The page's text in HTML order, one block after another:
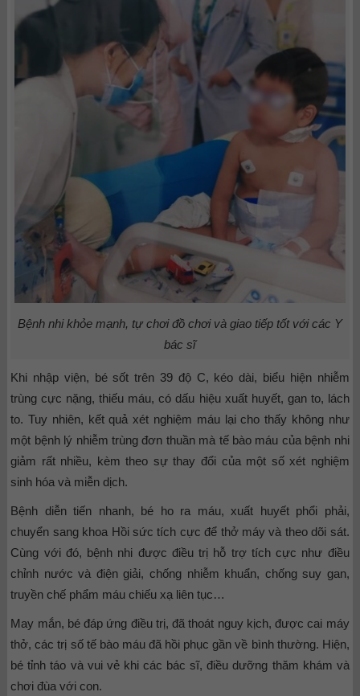
Bệnh nhi khỏe mạnh, tự chơi đồ chơi và giao tiếp tốt với các Y
bác sĩ
Khi nhập viện, bé sốt trên 39 độ C, kéo dài, biểu hiện nhiễm
trùng cực nặng, thiếu máu, có dấu hiệu xuất huyết, gan to, lách
to. Tuy nhiên, kết quả xét nghiệm máu lại cho thấy không như
một bệnh lý nhiễm trùng đơn thuần mà tế bào máu của bệnh nhi
giảm rất nhiều, kèm theo sự thay đổi của một số xét nghiệm
sinh hóa và miễn dịch.
Bệnh diễn tiến nhanh, bé ho ra máu, xuất huyết phổi phải,
chuyển sang khoa Hồi sức tích cực để thở máy và theo dõi sát.
Cùng với đó, bệnh nhi được điều trị hỗ trợ tích cực như điều
chỉnh nước và điện giải, chống nhiễm khuẩn, chống suy gan,
truyền chế phẩm máu chiếu xạ liên tục…
May mắn, bé đáp ứng điều trị, đã thoát nguy kịch, được cai máy
thở, các trị số tế bào máu đã hồi phục gần về bình thường. Hiện,
bé tỉnh táo và vui vẻ khi các bác sĩ, điều dưỡng thăm khám và
chơi đùa với con.